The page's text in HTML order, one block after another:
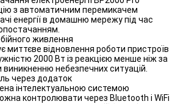
з автоматичним перемикачем
енергії в домашню мережу під час
живлення
миттєве відновлення роботи пристроїв
2000 Вт із реакцією менше ніж за
виникненню небезпечних ситуацій.
через додаток
інтелектуальною системою
контролювати через Bluetooth і WiFi